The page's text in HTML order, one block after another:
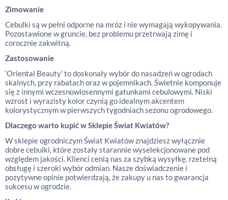
Zimowanie
Cebulki są w pełni odporne na mróz i nie wymagają wykopywania.
Pozostawione w gruncie, bez problemu przetrwają zimę i
corocznie zakwitną.
Zastosowanie
‘Oriental Beauty’ to doskonały wybór do nasadzeń w ogrodach
skalnych, przy rabatach oraz w pojemnikach. Świetnie komponuje
się z innymi wczesnowiosennymi gatunkami cebulowymi. Niski
wzrost i wyrazisty kolor czynią go idealnym akcentem
kolorystycznym w pierwszych tygodniach sezonu ogrodowego.
Dlaczego warto kupić w Sklepie Świat Kwiatów?
W sklepie ogrodniczym Świat Kwiatów znajdziesz wyłącznie
dobre cebulki, które zostały starannie wyselekcjonowane pod
względem jakości. Klienci cenią nas za szybką wysyłkę, rzetelną
obsługę i szeroki wybór odmian. Nasze doświadczenie i
pozytywne opinie potwierdzają, że zakupy u nas to gwarancja
sukcesu w ogrodzie.